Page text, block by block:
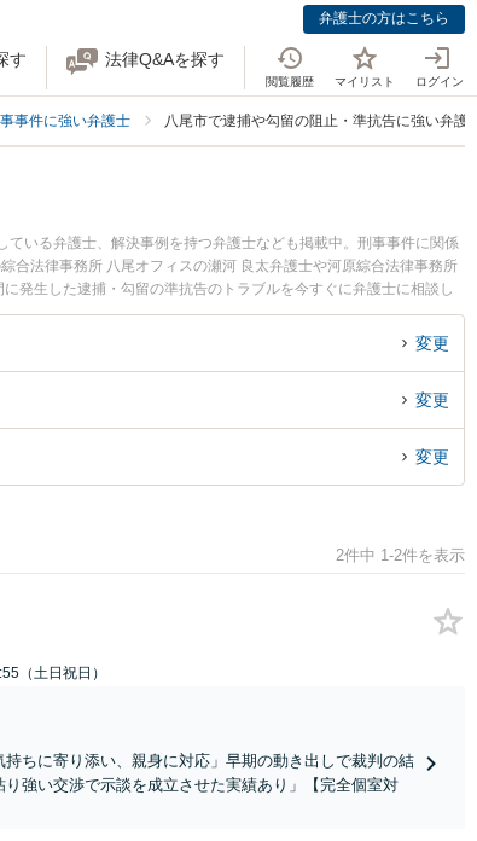
弁護士の方はこちら
す 法律Q&Aを探す
閲覧履歴 マイリスト ログイン
事件に強い弁護士 八尾市で逮捕や勾留の阻止・準抗告に強い弁護士
いる弁護士、解決事例を持つ弁護士なども掲載中。刑事事件に関係
合法律事務所 八尾オフィスの瀬河 良太弁護士や河原綜合法律事務所
発生した逮捕・勾留の準抗告のトラブルを今すぐに弁護士に相談し
・勾留の準抗告を法律相談できる八尾市内の弁護士に相談予約した
変更
変更
変更
2件中 1-2件を表示
（土日祝日）
ちに寄り添い、親身に対応」早期の動き出しで裁判の結
強い交渉で示談を成立させた実績あり」【完全個室対